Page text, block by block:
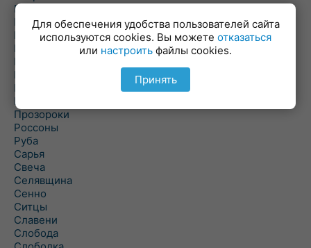
Пальминка
Парафьяново
Плисса
Повятье
Погоща
Подсвилье
Полоцк
Поставы
Прозороки
Россоны
Руба
Сарья
Свеча
Селявщина
Сенно
Ситцы
Славени
Слобода
Для обеспечения удобства пользователей сайта
используются cookies. Вы можете отказаться
или настроить файлы cookies.
Принять